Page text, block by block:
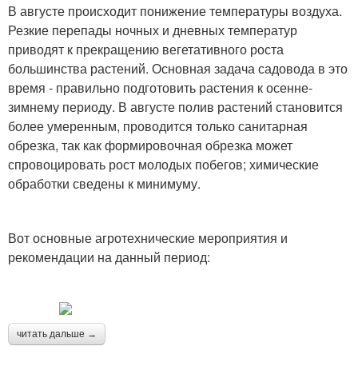
В августе происходит понижение температуры воздуха.
Резкие перепады ночных и дневных температур
приводят к прекращению вегетативного роста
большинства растений. Основная задача садовода в это
время - правильно подготовить растения к осенне-
зимнему периоду. В августе полив растений становится
более умеренным, проводится только санитарная
обрезка, так как формировочная обрезка может
спровоцировать рост молодых побегов; химические
обработки сведены к минимуму.
Вот основные агротехнические мероприятия и
рекомендации на данный период:
читать дальше →